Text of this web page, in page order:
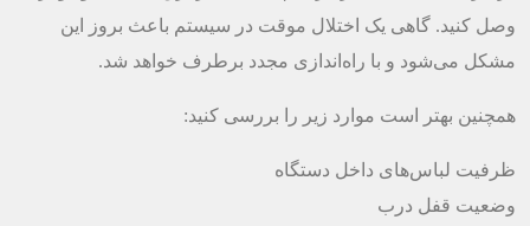
وصل کنید. گاهی یک اختلال موقت در سیستم باعث بروز این
مشکل می‌شود و با راه‌اندازی مجدد برطرف خواهد شد.
همچنین بهتر است موارد زیر را بررسی کنید:
ظرفیت لباس‌های داخل دستگاه
وضعیت قفل درب